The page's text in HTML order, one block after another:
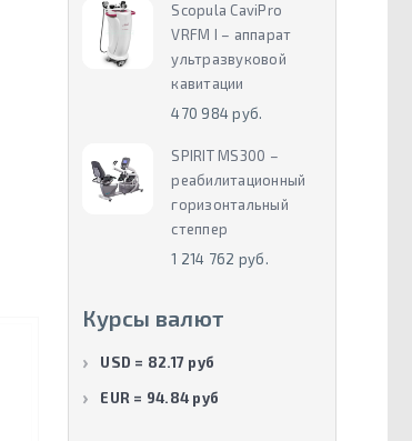
Scopula CaviPro
VRFM I – аппарат
ультразвуковой
кавитации
470 984 руб.
SPIRIT MS300 –
реабилитационный
горизонтальный
степпер
1 214 762 руб.
Курсы валют
USD = 82.17 руб
EUR = 94.84 руб